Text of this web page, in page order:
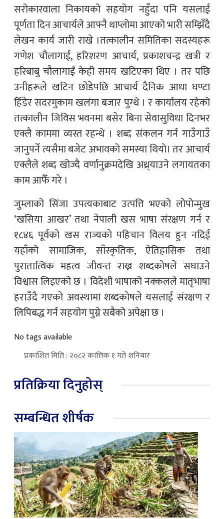
सरोकारवाला निकायको सहयोग नहुँदा पनि यसलाई
पूर्णता दिन आचार्यले आफ्नै थाप्लोमा आएको भारी सम्झिँदै
लेखन कार्य जारी राखे ।तत्कालीन समितिका सदस्यहरू
गणेश चौलागाईं, हरिशरण आचार्य, प्रकाशचन्द्र खत्री र
हरिबाबु चौलागाईं केही समय खटिएका थिए । तर पछि
उनीहरूले खटिन छोडेपछि आचार्य दैनिक आधा घण्टा
हिँडेर सदरमुकाम खलंगा बजार पुग्थे । र कार्यालय रहेको
तत्कालीन जिविस भवनमा बसेर बिना सेवासुविधा दिनभर
एक्लै काममा व्यस्त रहन्थे । शब्द संकलन गर्न गाउँगाउँ
जानुपर्ने त्यसैमा बजेट अभावको समस्या थियो। तर आचार्य
एक्लैले शब्द खोज्दै वर्णानुक्रमदेखि अथ्र्याउने लगायतका
काम आफैँ गरे ।
जुम्लाको सिंजा उपत्यकाबाट उत्पत्ति भएको लोपोन्मुख
‘खसिया आखर’ तथा नेपाली खस भाषा संरक्षण गर्न र
१८४६ पूर्वको खस राज्यको पहिचान विलय हुन नदिई
यहाँको सामाजिक, साँस्कृतिक, ऐतिहासिक तथा
पुरातात्विक महत्व जीवन्त राख्न शब्दकोषले सघाउने
विश्वास लिइएको छ । विदेशी भाषाको नक्कलले मातृभाषा
हराउँदै गएको अवस्थामा शब्दकोषले यसलाई संरक्षण र
लिपिबद्ध गर्न सहयोग पुग्ने सबैको अपेक्षा छ ।
No tags available
प्रकाशित मिति : २०८२ कात्तिक १ गते शनिबार
प्रतिक्रिया दिनुहोस्
सम्बन्धित शीर्षक